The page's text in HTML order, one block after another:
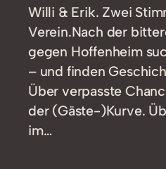
Willi & Erik. Zwei
Verein.Nach der
gegen Hoffenheim
– und finden
Über verpasste
der (Gäste-)Kurve.
im…